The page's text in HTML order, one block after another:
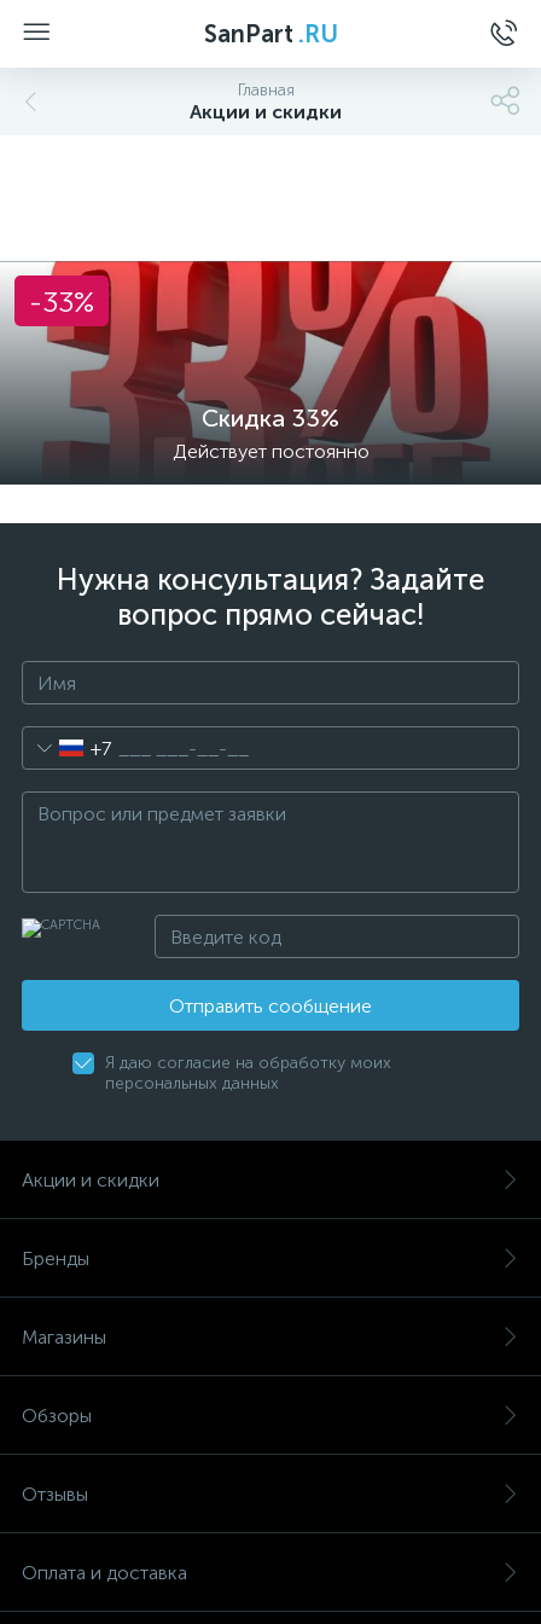
SanPart .RU
Главная
Акции и скидки
Скидка 33%
Действует постоянно
-33%
Нужна консультация? Задайте
вопрос прямо сейчас!
+7
Отправить сообщение
Я даю согласие на обработку моих
персональных данных
Акции и скидки
Бренды
Магазины
Обзоры
Отзывы
Оплата и доставка